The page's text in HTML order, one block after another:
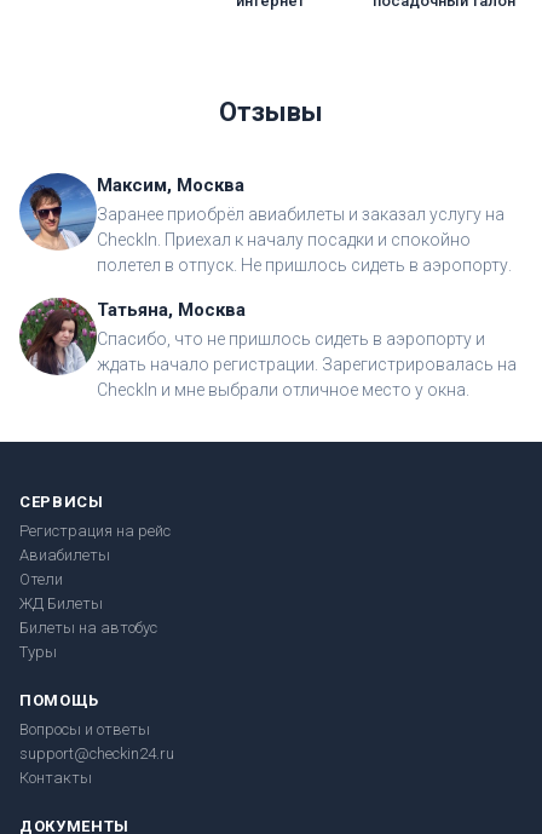
Отзывы
Максим, Москва
Заранее приобрёл авиабилеты и заказал услугу на
CheckIn. Приехал к началу посадки и спокойно
полетел в отпуск. Не пришлось сидеть в аэропорту.
Татьяна, Москва
Спасибо, что не пришлось сидеть в аэропорту и
ждать начало регистрации. Зарегистрировалась на
CheckIn и мне выбрали отличное место у окна.
СЕРВИСЫ
Регистрация на рейс
Авиабилеты
Отели
ЖД Билеты
Билеты на автобус
Туры
ПОМОЩЬ
Вопросы и ответы
support@checkin24.ru
Контакты
ДОКУМЕНТЫ